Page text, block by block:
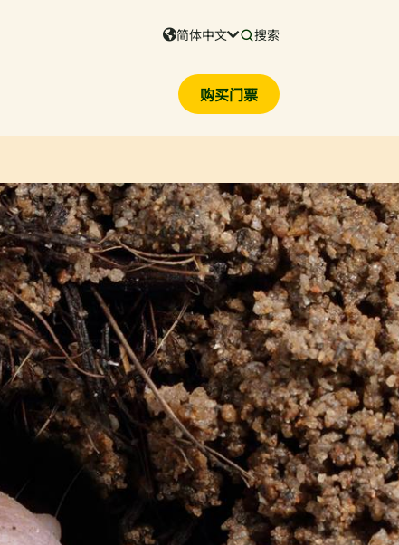
简体中文 搜索
购买门票